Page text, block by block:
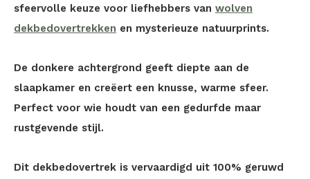
sfeervolle keuze voor liefhebbers van wolven
dekbedovertrekken en mysterieuze natuurprints.
De donkere achtergrond geeft diepte aan de
slaapkamer en creëert een knusse, warme sfeer.
Perfect voor wie houdt van een gedurfde maar
rustgevende stijl.
Dit dekbedovertrek is vervaardigd uit 100% geruwd